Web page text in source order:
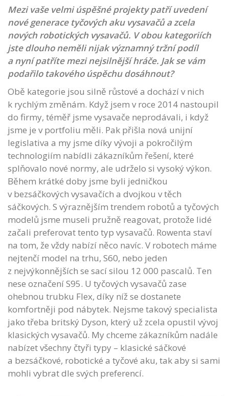
Mezi vaše velmi úspěšné projekty patří uvedení
nové generace tyčových aku vysavačů a zcela
nových robotických vysavačů. V obou kategoriích
jste dlouho neměli nijak významný tržní podíl
a nyní patříte mezi nejsilnější hráče. Jak se vám
podařilo takového úspěchu dosáhnout?
Obě kategorie jsou silně růstové a dochází v nich
k rychlým změnám. Když jsem v roce 2014 nastoupil
do firmy, téměř jsme vysavače neprodávali, i když
jsme je v portfoliu měli. Pak přišla nová unijní
legislativa a my jsme díky vývoji a pokročilým
technologiím nabídli zákazníkům řešení, které
splňovalo nové normy, ale udrželo si vysoký výkon.
Během krátké doby jsme byli jedničkou
v bezsáčkových vysavačích a dvojkou v těch
sáčkových. S výraznějším trendem robotů a tyčových
modelů jsme museli pružně reagovat, protože lidé
začali preferovat tento typ vysavačů. Rowenta staví
na tom, že vždy nabízí něco navíc. V robotech máme
nejtenčí model na trhu, S60, nebo jeden
z nejvýkonnějších se sací silou 12 000 pascalů. Ten
nese označení S95. U tyčových vysavačů zase
ohebnou trubku Flex, díky níž se dostanete
komfortněji pod nábytek. Nejsme takový specialista
jako třeba britský Dyson, který už zcela opustil vývoj
klasických vysavačů. My chceme zákazníkům nadále
nabízet všechny čtyři typy – klasické sáčkové
a bezsáčkové, robotické a tyčové aku, tak aby si sami
mohli vybrat dle svých preferencí.